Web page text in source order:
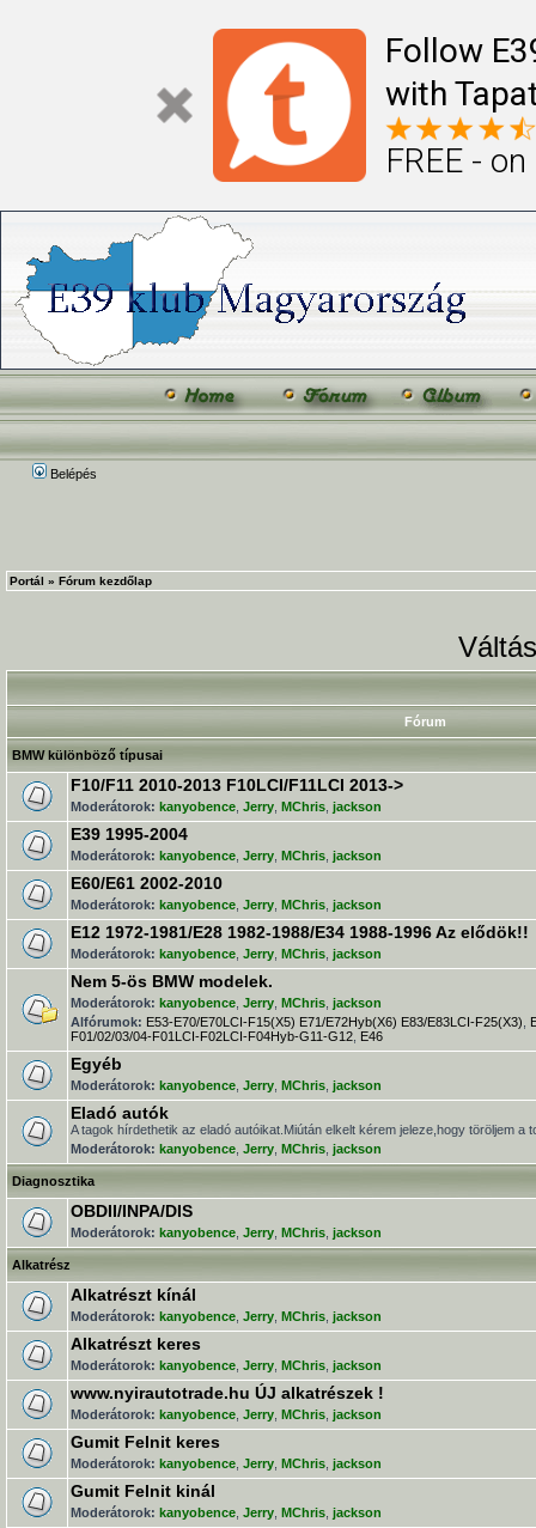
Follow
with
FREE -
Belépés
Portál » Fórum kezdőlap
Fórum
BMW különböző típusai
F10/F11 2010-2013 F10LCI/F11LCI 2013->
Moderátorok: kanyobence Jerry MChris jackson
E39 1995-2004
Moderátorok: kanyobence Jerry MChris jackson
E60/E61 2002-2010
Moderátorok: kanyobence Jerry MChris jackson
E12 1972-1981/E28 1982-1988/E34 1988-1996 Az elődök!!
Moderátorok: kanyobence Jerry MChris jackson
Nem 5-ös BMW modelek.
Moderátorok: kanyobence Jerry MChris jackson
Alfórumok: E53-E70/E70LCI-F15(X5) E71/E72Hyb(X6) E83/E83LCI-F25(X3)
F01/02/03/04-F01LCI-F02LCI-F04Hyb-G11-G12 E46
Egyéb
Moderátorok: kanyobence Jerry MChris jackson
Eladó autók
A tagok hírdethetik az eladó autóikat.Miútán elkelt kérem jeleze,hogy töröljem a
Moderátorok: kanyobence Jerry MChris jackson
Diagnosztika
OBDII/INPA/DIS
Moderátorok: kanyobence Jerry MChris jackson
Alkatrész
Alkatrészt kínál
Moderátorok: kanyobence Jerry MChris jackson
Alkatrészt keres
Moderátorok: kanyobence Jerry MChris jackson
www.nyirautotrade.hu ÚJ alkatrészek !
Moderátorok: kanyobence Jerry MChris jackson
Gumit Felnit keres
Moderátorok: kanyobence Jerry MChris jackson
Gumit Felnit kinál
Moderátorok: kanyobence Jerry MChris jackson